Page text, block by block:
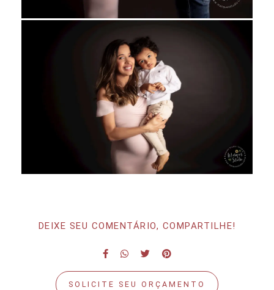
DEIXE SEU COMENTÁRIO, COMPARTILHE!
SOLICITE SEU ORÇAMENTO